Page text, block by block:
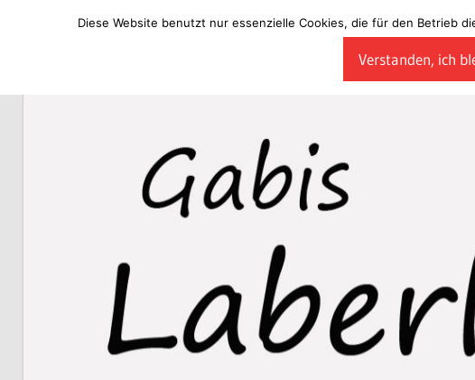
Diese Website benutzt nur essenzielle Cookies, die für den Betrieb
Verstanden, ich